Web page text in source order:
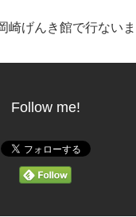
げんき館で行ない
Follow me!